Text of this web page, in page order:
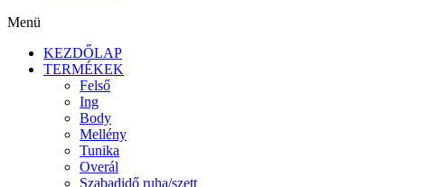
Menü
KEZDŐLAP
TERMÉKEK
Felső
Ing
Body
Mellény
Tunika
Overál
Szabadidő ruha/szett